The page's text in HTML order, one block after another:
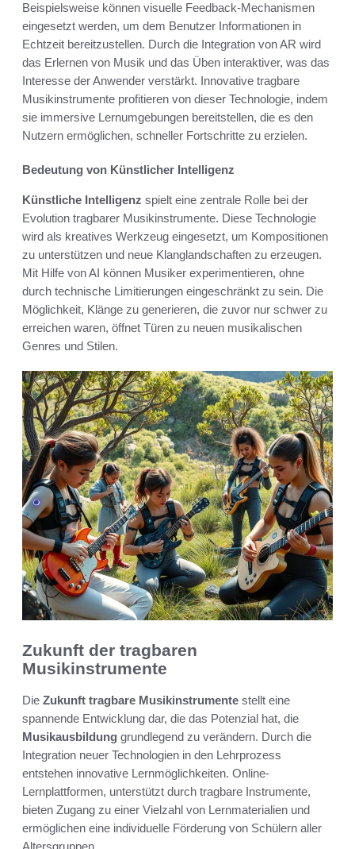
Beispielsweise können visuelle Feedback-Mechanismen
eingesetzt werden, um dem Benutzer Informationen in
Echtzeit bereitzustellen. Durch die Integration von AR wird
das Erlernen von Musik und das Üben interaktiver, was das
Interesse der Anwender verstärkt. Innovative tragbare
Musikinstrumente profitieren von dieser Technologie, indem
sie immersive Lernumgebungen bereitstellen, die es den
Nutzern ermöglichen, schneller Fortschritte zu erzielen.
Bedeutung von Künstlicher Intelligenz
Künstliche Intelligenz spielt eine zentrale Rolle bei der
Evolution tragbarer Musikinstrumente. Diese Technologie
wird als kreatives Werkzeug eingesetzt, um Kompositionen
zu unterstützen und neue Klanglandschaften zu erzeugen.
Mit Hilfe von AI können Musiker experimentieren, ohne
durch technische Limitierungen eingeschränkt zu sein. Die
Möglichkeit, Klänge zu generieren, die zuvor nur schwer zu
erreichen waren, öffnet Türen zu neuen musikalischen
Genres und Stilen.
Zukunft der tragbaren
Musikinstrumente
Die Zukunft tragbare Musikinstrumente stellt eine
spannende Entwicklung dar, die das Potenzial hat, die
Musikausbildung grundlegend zu verändern. Durch die
Integration neuer Technologien in den Lehrprozess
entstehen innovative Lernmöglichkeiten. Online-
Lernplattformen, unterstützt durch tragbare Instrumente,
bieten Zugang zu einer Vielzahl von Lernmaterialien und
ermöglichen eine individuelle Förderung von Schülern aller